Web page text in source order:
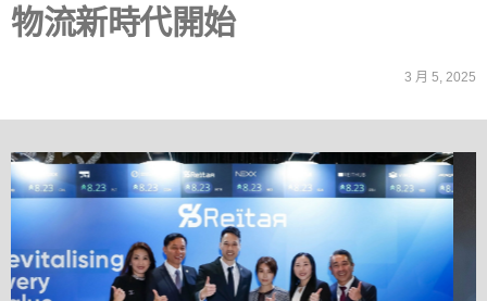
物流新時代開始
3 月 5, 2025